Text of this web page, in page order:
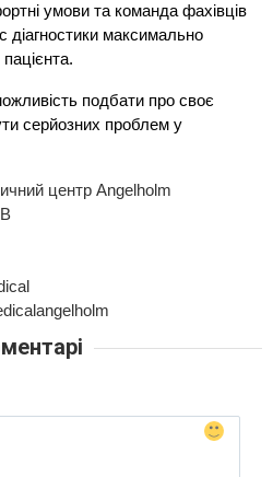
умови та команда фахівців
діагностики максимально
подбати про своє
серйозних проблем у
центр Angelholm